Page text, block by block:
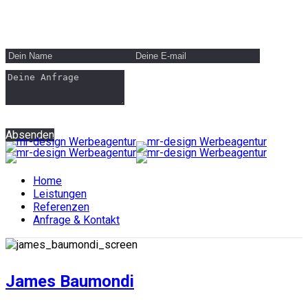
Absenden
Home
Leistungen
Referenzen
Anfrage & Kontakt
James Baumondi